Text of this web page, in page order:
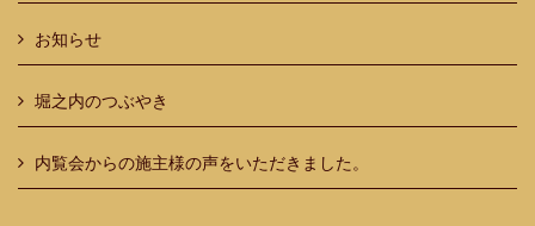
お知らせ
堀之内のつぶやき
内覧会からの施主様の声をいただきました。